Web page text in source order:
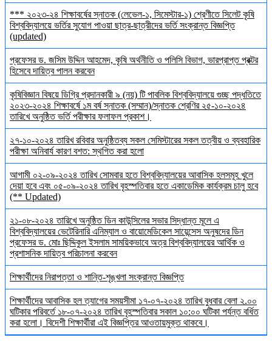
*** ২০২৩-২৪ শিক্ষাবর্ষের স্নাতক (লেভেল-১, সিমেস্টার-১) শ্রেণীতে সিলেট কৃষি
বিশ্ববিদ্যালয়ে ভর্তির সুযোগ পাওয়া ছাত্র-ছাত্রীদের ভর্তি সংক্রান্ত বিজ্ঞপ্তি
(updated)
প্রফেসর ড. জসিম উদ্দিন আহমেদ, কৃষি অর্থনীতি ও পলিসি বিভাগ, ভারপ্রাপ্ত প্রক্টর
হিসেবে দায়িত্ব পালন করবেন
কৃষিবিজ্ঞান বিষয়ে ডিগ্রি প্রদানকারী ৯ (নয়) টি পাবলিক বিশ্ববিদ্যালয়ে গুচ্ছ পদ্ধতিতে
২০২৩-২০২৪ শিক্ষাবর্ষে ১ম বর্ষ স্নাতক (সম্মান)/স্নাতক শ্রেণির ২৫-১০-২০২৪
তারিখে অনুষ্ঠিত ভর্তি পরীক্ষার ফলাফল প্রকাশ।
২৭-১০-২০২৪ তারিখ রবিবার অনুষ্ঠিতব্য সকল সেমিস্টারের সকল তত্বীয় ও ব্যবহারিক
পরীক্ষা অনিবার্য কারণ বশত: স্থগিত করা হলো
আগামী ০২-০৯-২০২৪ তারিখ সোমবার হতে বিশ্ববিদ্যালয়ের আবাসিক হলসমূহ খুলে
দেয়া হবে এবং ০৫-০৯-২০২৪ তারিখ বৃহস্পতিবার হতে একাডেমিক কার্যক্রম চালু হবে
(** Updated)
২১-০৮-২০২৪ তারিখে অনুষ্ঠিত ডিন কাউন্সিলের সভার সিদ্ধান্ত মূলে এ
বিশ্ববিদ্যালয়ের ভেটেরিনারি এনিম্যাল ও বায়োমেডিকেল সায়েন্সেস অনুষদের ডিন
প্রফেসর ড. মোঃ ছিদ্দিকুল ইসলাম সাময়িকভাবে অত্র বিশ্ববিদ্যালয়ের আর্থিক ও
প্রশাসনিক দায়িত্ব পরিচালনা করবেন
শিক্ষার্থীদের নিরাপত্তা ও শান্তি-শৃঙ্খলা সংক্রান্ত বিজ্ঞপ্তি
শিক্ষার্থীদের আবাসিক হল ত্যাগের সময়সীমা ১৭-০৭-২০২৪ তারিখ বুধবার বেলা ২.০০
ঘটিকার পরিবর্তে ১৮-০৭-২০২৪ তারিখ বৃহস্পতিবার সকাল ১০:০০ ঘটিকা পর্যন্ত বর্ধিত
করা হলো। বিদেশী শিক্ষার্থীরা এই বিজ্ঞপ্তির আওতায়মুক্ত থাকবে।